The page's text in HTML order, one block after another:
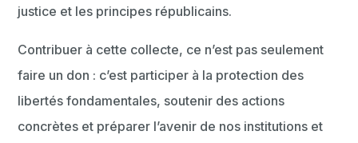
justice et les principes républicains.
Contribuer à cette collecte, ce n’est pas seulement
faire un don : c’est participer à la protection des
libertés fondamentales, soutenir des actions
concrètes et préparer l’avenir de nos institutions et